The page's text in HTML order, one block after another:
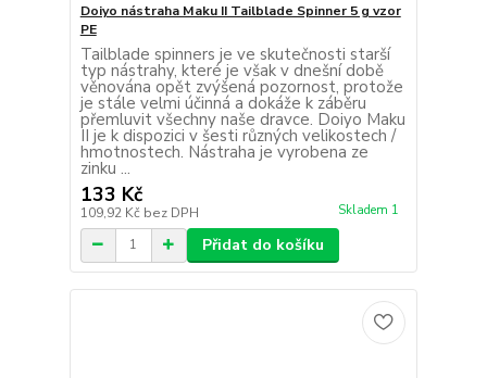
Doiyo nástraha Maku II Tailblade Spinner 5 g vzor
PE
Tailblade spinners je ve skutečnosti starší
typ nástrahy, které je však v dnešní době
věnována opět zvýšená pozornost, protože
je stále velmi účinná a dokáže k záběru
přemluvit všechny naše dravce. Doiyo Maku
II je k dispozici v šesti různých velikostech /
hmotnostech. Nástraha je vyrobena ze
zinku ...
133 Kč
109,92 Kč bez DPH Skladem 1
Přidat do košíku